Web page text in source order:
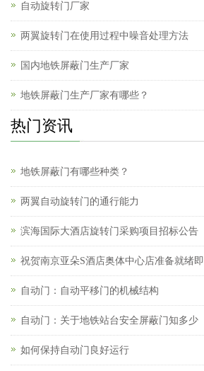
自动旋转门厂家
两翼旋转门在使用过程中噪音处理方法
国内地铁屏蔽门生产厂家
地铁屏蔽门生产厂家有哪些？
热门资讯
地铁屏蔽门有哪些种类？
两翼自动旋转门的通行能力
滨海国际大酒店旋转门采购项目招标公告
祝贺南京亚朵S酒店奥体中心店准备就绪即
自动门：自动平移门的机械结构
自动门：关于地铁站台安全屏蔽门知多少
如何保持自动门良好运行